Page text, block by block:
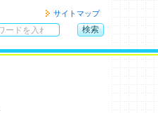
サイトマップ
検索